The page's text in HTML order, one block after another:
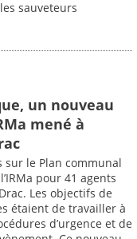
sauveteurs
un nouveau
mené à
sur le Plan communal
pour 41 agents
Les objectifs de
étaient de travailler à
d’urgence et de